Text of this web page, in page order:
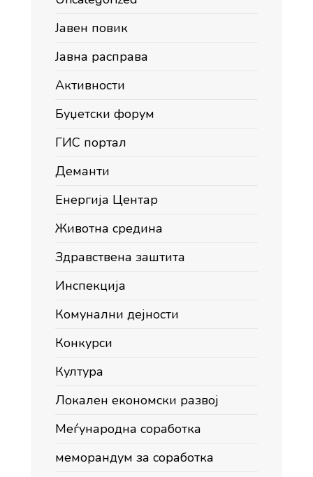
Јавен повик
Јавна расправа
Активности
Буџетски форум
ГИС портал
Деманти
Енергија Центар
Животна средина
Здравствена заштита
Инспекција
Комунални дејности
Конкурси
Култура
Локален економски развој
Меѓународна соработка
меморандум за соработка